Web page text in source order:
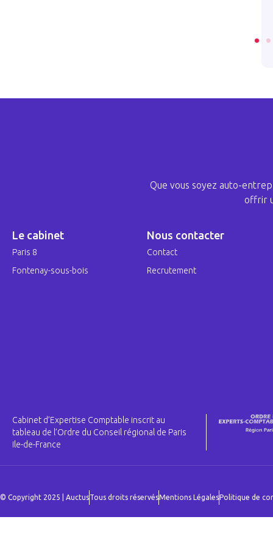
Que vous soyez auto-
offrir
Le cabinet
Paris 8
Fontenay-sous-bois
Nous contacter
Contact
Recrutement
Cabinet d’Expertise Comptable inscrit au
tableau de l’Ordre du Conseil régional de Paris
Ile-de-France
© Copyright 2025 | AuctusTous droits réservésMentions LégalesPolitique de